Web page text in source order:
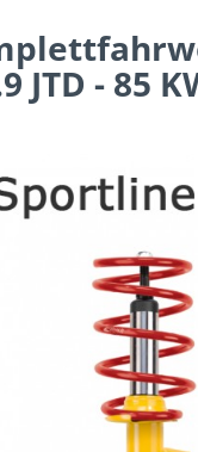
JTD - 85